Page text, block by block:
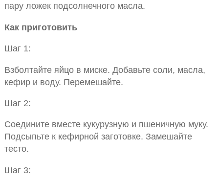
пару ложек подсолнечного масла.
Как приготовить
Шаг 1:
Взболтайте яйцо в миске. Добавьте соли, масла,
кефир и воду. Перемешайте.
Шаг 2:
Соедините вместе кукурузную и пшеничную муку.
Подсыпьте к кефирной заготовке. Замешайте
тесто.
Шаг 3: